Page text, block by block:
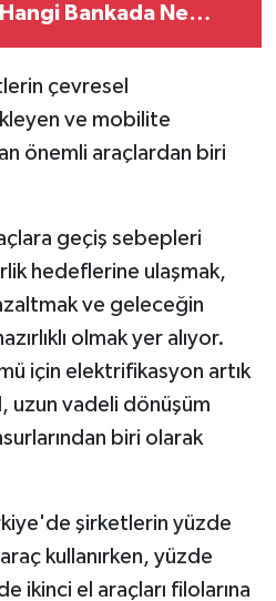
Hangi Bankada Ne
çevresel
ve mobilite
önemli araçlardan biri
geçiş sebepleri
hedeflerine ulaşmak,
ve geleceğin
olmak yer alıyor.
için elektrifikasyon artık
uzun vadeli dönüşüm
biri olarak
şirketlerin yüzde
kullanırken, yüzde
ikinci el araçları filolarına